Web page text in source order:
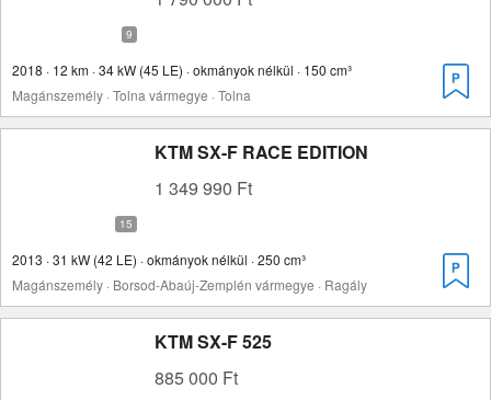
2018 · 12 km · 34 kW (45 LE) · okmányok nélkül · 150 cm³
Magánszemély · Tolna vármegye · Tolna
KTM SX-F RACE EDITION
1 349 990 Ft
2013 · 31 kW (42 LE) · okmányok nélkül · 250 cm³
Magánszemély · Borsod-Abaúj-Zemplén vármegye · Ragály
KTM SX-F 525
885 000 Ft